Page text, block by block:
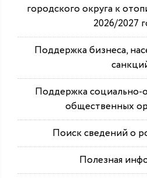
городского округа к
2026/2027
Поддержка бизнеса,
Поддержка социально-
общественных
Поиск сведений о
Полезная